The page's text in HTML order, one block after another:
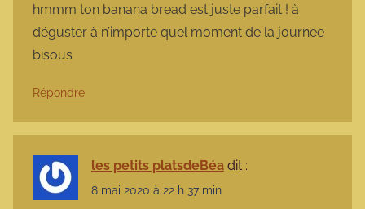
hmmm ton banana bread est juste parfait ! à
déguster à n’importe quel moment de la journée
bisous
Répondre
les petits platsdeBéa dit :
8 mai 2020 à 22 h 37 min